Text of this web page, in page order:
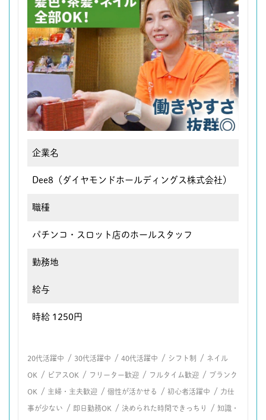
企業名
Dee8（ダイヤモンドホールディングス株式会社）
職種
パチンコ・スロット店のホールスタッフ
勤務地
給与
時給 1250円
20代活躍中 / 30代活躍中 / 40代活躍中 / シフト制 / ネイル
OK / ピアスOK / フリーター歓迎 / フルタイム歓迎 / ブランク
OK / 主婦・主夫歓迎 / 個性が活かせる / 初心者活躍中 / 力仕
事が少ない / 即日勤務OK / 決められた時間できっちり / 知識・